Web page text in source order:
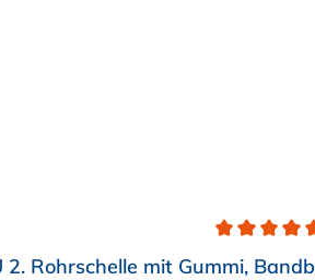
2. Rohrschelle mit Gummi,